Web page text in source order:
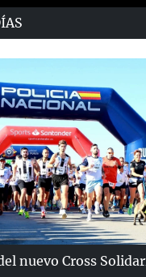
nuevo Cross